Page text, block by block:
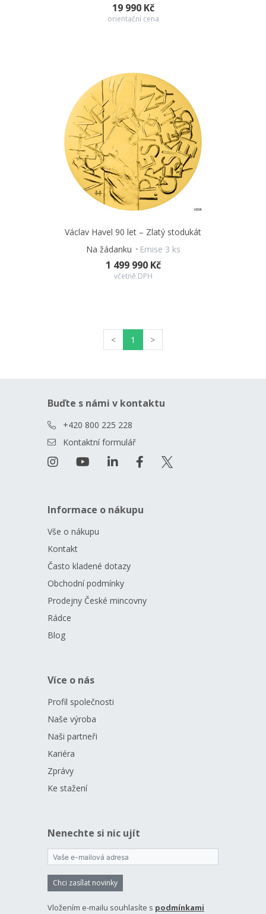
19 990 Kč
orientační cena
Václav Havel 90 let – Zlatý stodukát
Na žádanku
Emise 3 ks
1 499 990 Kč
včetně DPH
< 1 >
Buďte s námi v kontaktu
+420 800 225 228
Kontaktní formulář
Informace o nákupu
Vše o nákupu
Kontakt
Často kladené dotazy
Obchodní podmínky
Prodejny České mincovny
Rádce
Blog
Více o nás
Profil společnosti
Naše výroba
Naši partneři
Kariéra
Zprávy
Ke stažení
Nenechte si nic ujít
Chci zasílat novinky
Vložením e-mailu souhlasíte s podmínkami